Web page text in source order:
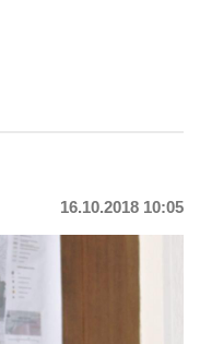
16.10.2018 10:05